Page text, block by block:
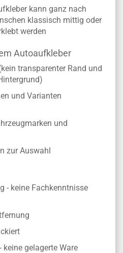
kann ganz nach
klassisch mittig oder
werden
Autoaufkleber
transparenter Rand und
und Varianten
und
zur Auswahl
- keine Fachkenntnisse
keine gelagerte Ware